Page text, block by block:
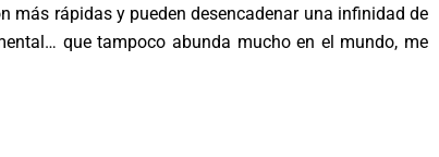
más rápidas y pueden desencadenar una infinidad de
que tampoco abunda mucho en el mundo, me